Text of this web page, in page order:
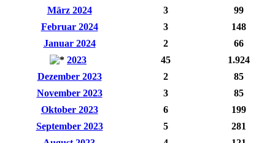
März 2024
3
99
Februar 2024
3
148
Januar 2024
2
66
2023
45
1.924
Dezember 2023
2
85
November 2023
3
85
Oktober 2023
6
199
September 2023
5
281